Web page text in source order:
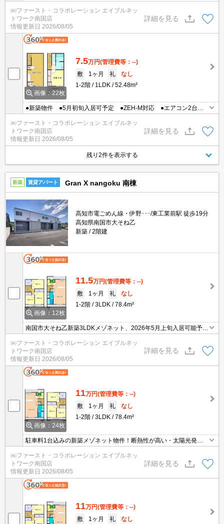
ネット無料（Wi-Fi）
㈱ファースト・コラボレーション エイブルネッ
トワーク南国店
情報更新日 2026/08/05
詳細を見る
画像：22枚
7.5万円(管理費等：--)
敷
1ヶ月 礼
なし
1-2階
1LDK 52.48m²
●新築物件 ●5月初旬入居可予定 ●ZEH-M対応 ●エアコン2台 ●
㈱ファースト・コラボレーション エイブルネッ
トワーク南国店
情報更新日 2026/08/05
詳細を見る
残り2件を表示する
新築 賃貸アパート Gran X nangoku 南棟
高知市電ごめん線・伊野･･･/東工業前駅 徒歩19分
高知県南国市大そね乙
新築
2階建
画像：12枚
11.5万円(管理費等：--)
敷
1ヶ月 礼
なし
1-2階
3LDK 78.4m²
南国市大そね乙新築3LDKメゾネット、2026年5月上旬入居可能予
定！ZEH-M対応の充実設備物件！
㈱ファースト・コラボレーション エイブルネッ
トワーク南国店
情報更新日 2026/08/05
詳細を見る
画像：24枚
11万円(管理費等：--)
敷
1ヶ月 礼
なし
1-2階
3LDK 78.4m²
駐車料1台込みの新築メゾネット物件！断熱性が高い・太陽光発電
システムにより省エネ効果あり！設備充実！
㈱ファースト・コラボレーション エイブルネッ
トワーク南国店
情報更新日 2026/08/05
詳細を見る
11万円(管理費等：--)
敷
1ヶ月 礼 なし